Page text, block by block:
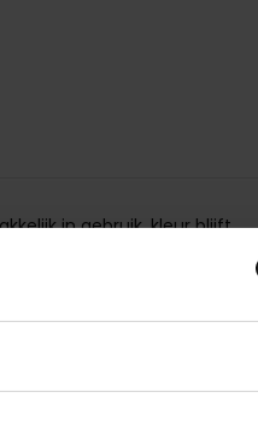
in gebruik, kleur blijft